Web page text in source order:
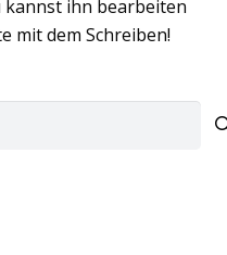
kannst ihn bearbeiten
mit dem Schreiben!